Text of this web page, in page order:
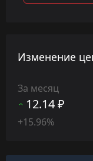
Изменение
За месяц
12.14 ₽
+15.96%